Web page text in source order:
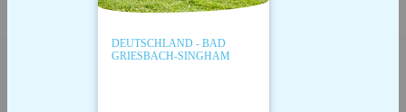
DEUTSCHLAND - BAD
GRIESBACH-SINGHAM